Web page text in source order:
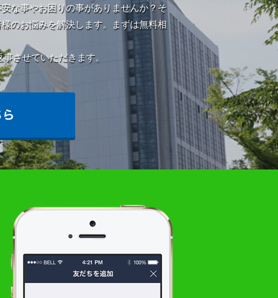
な事やお困りの事がありませんか？そ
のお悩みを解決します。まずは無料相
させていただきます。